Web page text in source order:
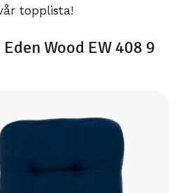
topplista!
Eden Wood EW 408 9